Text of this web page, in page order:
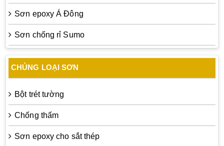
Sơn epoxy Á Đông
Sơn chống rỉ Sumo
CHỦNG LOẠI SƠN
Bột trét tường
Chống thấm
Sơn epoxy cho sắt thép